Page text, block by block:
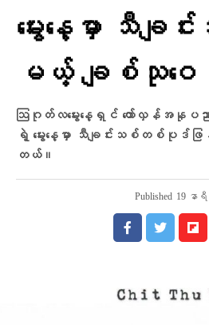
မွေးနေ့မှာ သီချ
မယ့် ချစ်သုဝေ
ဩဂုတ်လမွေးနေ့ရှင် တော်လှန်အနုပ
ရဲ့ မွေးနေ့မှာ သီချင်းသစ်တစ်ပုဒ်ဖြ
တယ်။
Published 19 နာရီ